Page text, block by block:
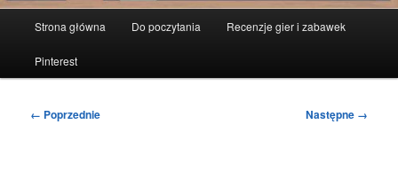
Strona główna Do poczytania Recenzje gier i zabawek
Pinterest
Nawigacja
← Poprzednie Następne →